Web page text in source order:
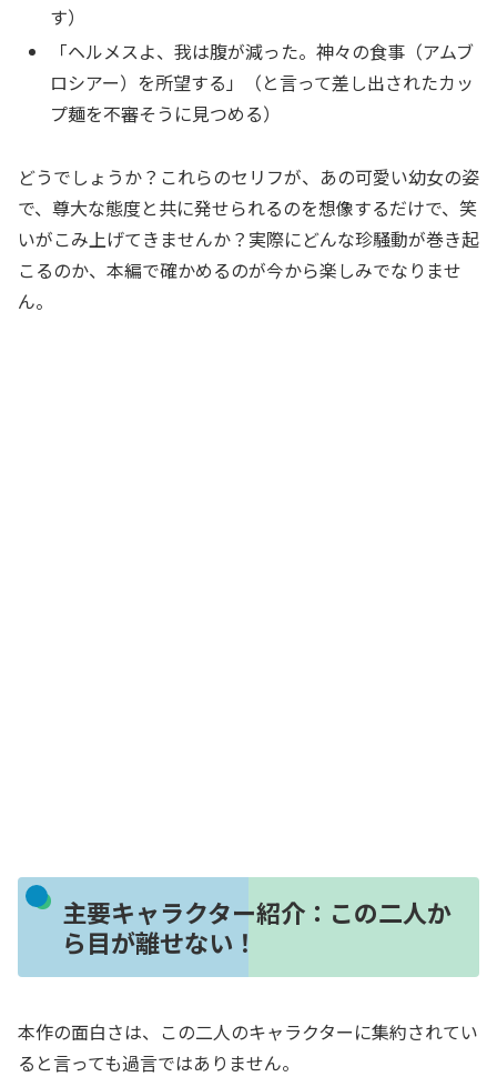
す）
「ヘルメスよ、我は腹が減った。神々の食事（アムブ
ロシアー）を所望する」（と言って差し出されたカッ
プ麺を不審そうに見つめる）
どうでしょうか？これらのセリフが、あの可愛い幼女の姿
で、尊大な態度と共に発せられるのを想像するだけで、笑
いがこみ上げてきませんか？実際にどんな珍騒動が巻き起
こるのか、本編で確かめるのが今から楽しみでなりませ
ん。
主要キャラクター紹介：この二人か
ら目が離せない！
本作の面白さは、この二人のキャラクターに集約されてい
ると言っても過言ではありません。